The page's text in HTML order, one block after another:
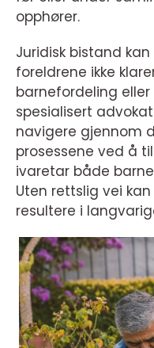
opphører.
Juridisk bistand
foreldrene ikke
barnefordeling
spesialisert
navigere gjennom
prosessene ved å
ivaretar både
Uten rettslig vei
resultere i